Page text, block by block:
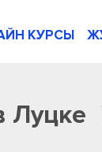
КУРСЫ
Луцке